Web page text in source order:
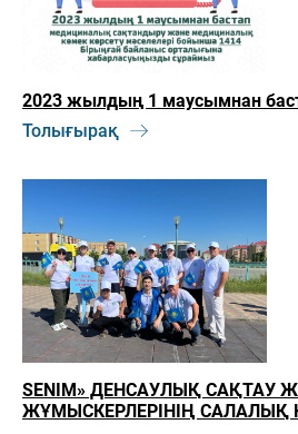
2023 жылдың 1 маусымнан
Толығырақ
SENIM» ДЕНСАУЛЫҚ САҚТАУ
ЖҰМЫСКЕРЛЕРІНІҢ САЛАЛЫҚ